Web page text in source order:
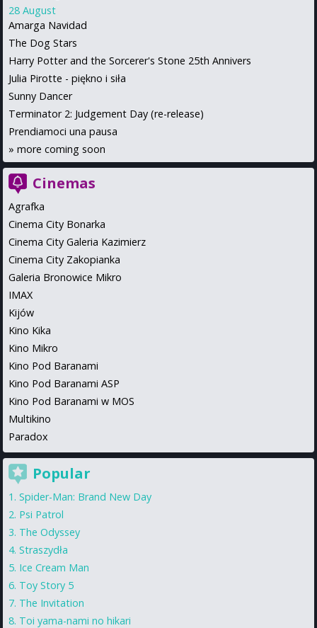
28 August
Amarga Navidad
The Dog Stars
Harry Potter and the Sorcerer's Stone 25th Annivers
Julia Pirotte - piękno i siła
Sunny Dancer
Terminator 2: Judgement Day (re-release)
Prendiamoci una pausa
» more coming soon
Cinemas
Agrafka
Cinema City Bonarka
Cinema City Galeria Kazimierz
Cinema City Zakopianka
Galeria Bronowice Mikro
IMAX
Kijów
Kino Kika
Kino Mikro
Kino Pod Baranami
Kino Pod Baranami ASP
Kino Pod Baranami w MOS
Multikino
Paradox
Popular
Spider-Man: Brand New Day
Psi Patrol
The Odyssey
Straszydła
Ice Cream Man
Toy Story 5
The Invitation
Toi yama-nami no hikari